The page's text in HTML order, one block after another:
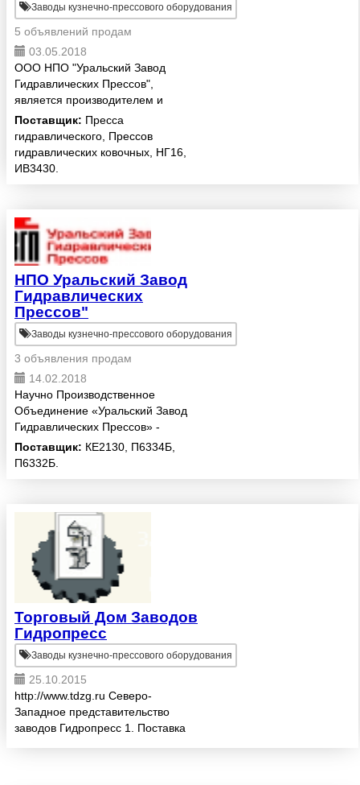
Заводы кузнечно-прессового оборудования
5 объявлений продам
03.05.2018
ООО НПО "Уральский Завод
Гидравлических Прессов",
является производителем и
поставщиком на Российский и
Зарубежный рынки КУЗНЕЧНО-
ПРЕССОВОЕ и ПОДЪЕМНО-
ТРАНСПОРТНОГО
Поставщик: Пресса
гидравлического, Прессов
гидравлических ковочных, НГ16,
ИВ3430.
НПО Уральский Завод
Гидравлических
Прессов"
Заводы кузнечно-прессового оборудования
3 объявления продам
14.02.2018
Научно Производственное
Объединение «Уральский Завод
Гидравлических Прессов» -
партнер, которому можно
доверять. Уже более 5 лет
подъемно-тран...
Поставщик: КЕ2130, П6334Б,
П6332Б.
Торговый Дом Заводов
Гидропресс
Заводы кузнечно-прессового оборудования
25.10.2015
http://www.tdzg.ru Северо-
Западное представительство
заводов Гидропресс 1. Поставка